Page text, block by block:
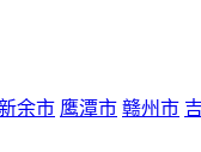
余市 鹰潭市 赣州市